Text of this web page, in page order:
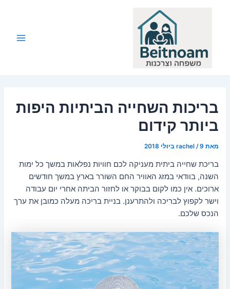
בריכות השחייה הביתיות היפות
ביותר קידום
מאת rachel /9 ביולי 2018
בריכת שחייה ביתית מעניקה לכם חוויות נפלאות במשך כל ימות
השנה, בוודאי במזג האוויר החם השורר בארץ במשך חודשים
ארוכים. אין כמו לקום בבוקר או לחזור הביתה אחרי יום עבודה
וישר לקפוץ לבריכה ולהתרענן. בניית בריכה מעלה כמובן את ערך
הנכס שלכם.